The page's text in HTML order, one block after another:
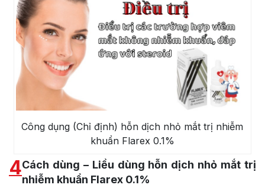
Công dụng (Chỉ định) hỗn dịch nhỏ mắt trị nhiễm
khuẩn Flarex 0.1%
4Cách dùng – Liều dùng hỗn dịch nhỏ mắt trị
nhiễm khuẩn Flarex 0.1%